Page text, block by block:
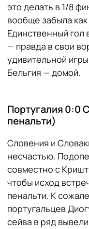
это делать в 1/8
вообще забыла
Единственный гол
— правда в свои
удивительной
Бельгия — домой.
Португалия 0:0
пенальти)
Словения и
несчастью.
совместно с
чтобы исход
пенальти. К
португальцев
сейва в ряд